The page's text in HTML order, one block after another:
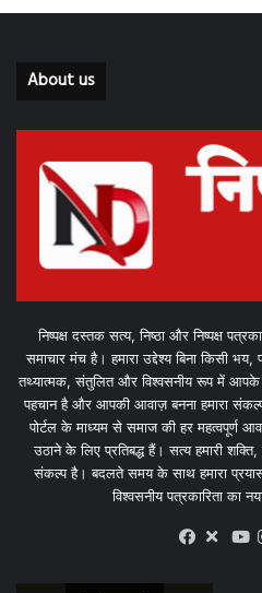
About us
निष्पक्ष दस्तक सत्य, निष्ठा और निष्पक्ष
समाचार मंच है। हमारा उद्देश्य बिना किसी
तथ्यात्मक, संतुलित और विश्वसनीय रूप में आपके
पहचान है और आपकी आवाज़ बनना हमारा
पोर्टल के माध्यम से समाज की हर महत्वपूर्ण
उठाने के लिए प्रतिबद्ध हैं। सत्य हमारी शक्ति,
संकल्प है। बदलते समय के साथ हमारा
विश्वसनीय पत्रकारिता का
X